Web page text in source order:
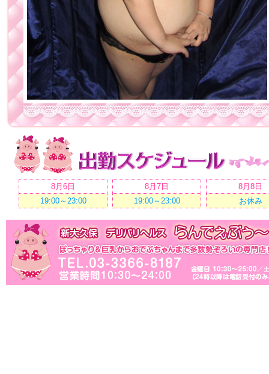
8月6日
19:00～23:00
8月7日
19:00～23:00
8月8日
お休み